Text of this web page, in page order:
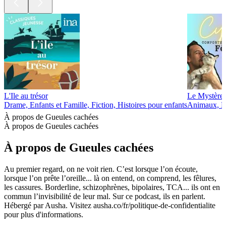
L'Ile au trésor
Drame, Enfants et Famille, Fiction, Histoires pour enfants
Le Mystère
Animaux,
À propos de Gueules cachées
À propos de Gueules cachées
À propos de Gueules cachées
Au premier regard, on ne voit rien. C’est lorsque l’on écoute,
lorsque l’on prête l’oreille... là on entend, on comprend, les fêlures,
les cassures. Borderline, schizophrènes, bipolaires, TCA... ils ont en
commun l’invisibilité de leur mal. Sur ce podcast, ils en parlent.
Hébergé par Ausha. Visitez ausha.co/fr/politique-de-confidentialite
pour plus d'informations.